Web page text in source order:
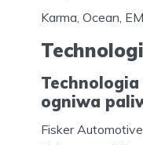
Karma, Ocean,
ogniwa
Fisker